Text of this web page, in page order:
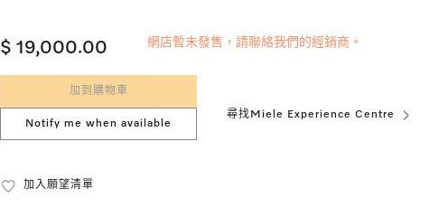
$ 19,000.00 網店暫未發售，請聯絡我們的經銷商。
加到購物車
Notify me when available
尋找Miele Experience Centre
加入願望清單